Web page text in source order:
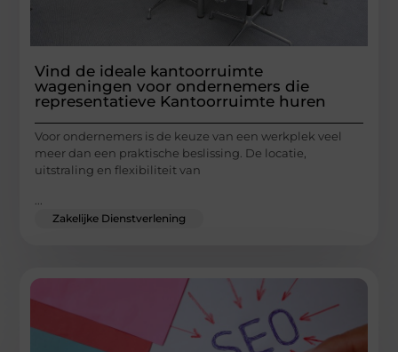
Vind de ideale kantoorruimte
wageningen voor ondernemers die
representatieve Kantoorruimte huren
Voor ondernemers is de keuze van een werkplek veel
meer dan een praktische beslissing. De locatie,
uitstraling en flexibiliteit van
Zakelijke Dienstverlening